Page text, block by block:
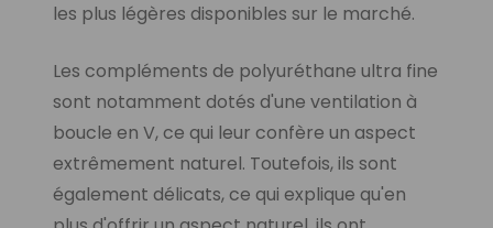
les plus légères disponibles sur le marché.
Les compléments de polyuréthane ultra fine
sont notamment dotés d'une ventilation à
boucle en V, ce qui leur confère un aspect
extrêmement naturel. Toutefois, ils sont
également délicats, ce qui explique qu'en